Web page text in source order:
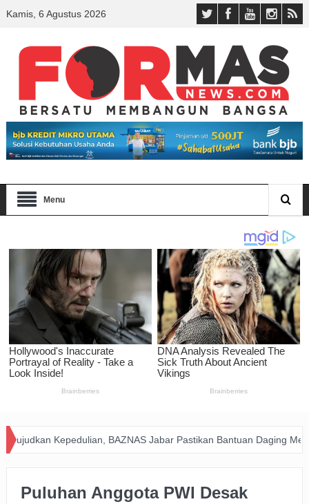
Kamis, 6 Agustus 2026
Menu
Kepedulian, BAZNAS Jabar Pastikan Bantuan Daging Menjangkau
Puluhan Anggota PWI Desak